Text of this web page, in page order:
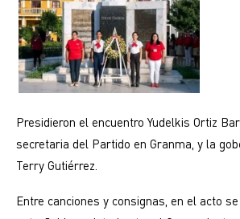
Presidieron el encuentro Yudelkis Ortiz
secretaria del Partido en Granma, y la
Terry Gutiérrez.
Entre canciones y consignas, en el acto